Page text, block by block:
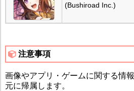
(Bushiroad Inc.)
注意事項
画像やアプリ・ゲームに関する情
元に帰属します。